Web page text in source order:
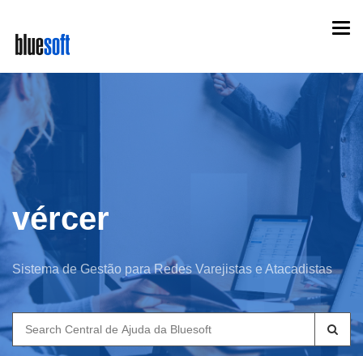
main
content
vércer
Sistema de Gestão para Redes Varejistas e Atacadistas
Search
for: